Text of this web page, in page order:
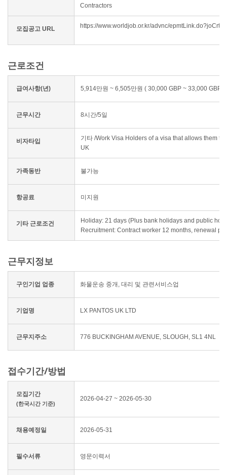
Contractors
모집공고 URL https://www.worldjob.or.kr/advnc/
근로조건
급여사항(년) 5,914만원 ~ 6,505만원 ( 30,000 GBP ~ 33,000 GBP )
근무시간 8시간/5일
비자타입
기타 /Work Visa Holders of a visa that allows them to
UK
가족동반 불가능
항공료 미지원
기타 근로조건
Holiday: 21 days (Plus bank holidays and public
Recruitment: Contract worker 12 months, renewal
근무지정보
구인기업 업종 화물운송 중개, 대리 및 관련서비스업
기업명 LX PANTOS UK LTD
근무지주소 776 BUCKINGHAM AVENUE, SLOUGH, SL1 4NL
접수기간/방법
모집기간
(한국시간 기준)
2026-04-27 ~ 2026-05-30
채용예정일 2026-05-31
필수서류 영문이력서